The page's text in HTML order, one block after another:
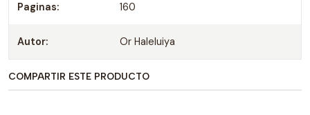
Paginas: 160
Autor: Or Haleluiya
COMPARTIR ESTE PRODUCTO